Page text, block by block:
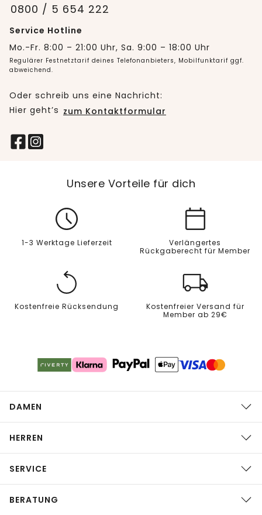
0800 / 5 654 222
Service Hotline
Mo.-Fr. 8:00 – 21:00 Uhr, Sa. 9:00 – 18:00 Uhr
Regulärer Festnetztarif deines Telefonanbieters, Mobilfunktarif ggf.
abweichend.
Oder schreib uns eine Nachricht:
Hier geht’s zum Kontaktformular
Unsere Vorteile für dich
1-3 Werktage Lieferzeit
Verlängertes
Rückgaberecht für Member
Kostenfreie Rücksendung
Kostenfreier Versand für
Member ab 29€
DAMEN
HERREN
SERVICE
BERATUNG